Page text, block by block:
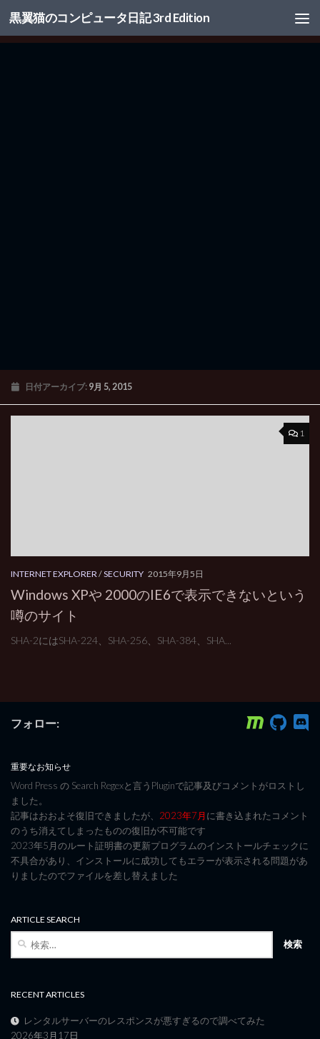
コンテンツへスキップ
黒翼猫のコンピュータ日記 3rd Edition
日付アーカイブ: 9月 5, 2015
1
INTERNET EXPLORER/SECURITY 2015年9月5日
Windows XPや 2000のIE6で表示できないという
噂のサイト
SHA-2にはSHA-224、SHA-256、SHA-384、SHA...
フォロー:
重要なお知らせ
Word Press の Search Regexと言うPluginで記事及びコメントがロストし
ました。
記事はおおよそ復旧できましたが、 2023年7月に書き込まれたコメント
のうち消えてしまったものの復旧が不可能です
2023年5月のルート証明書の更新プログラムのインストールチェックに
不具合があり、インストールに成功してもエラーが表示される問題があ
りましたのでファイルを差し替えました
ARTICLE SEARCH
RECENT ARTICLES
レンタルサーバーのレスポンスが悪すぎるので調べてみた
2026年3月17日